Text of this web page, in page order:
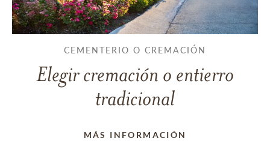
CEMENTERIO O CREMACIÓN
Elegir cremación o entierro
tradicional
MÁS INFORMACIÓN